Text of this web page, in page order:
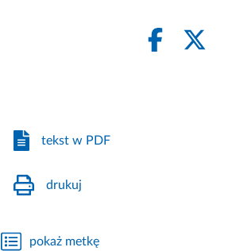
tekst w PDF
drukuj
pokaż metkę